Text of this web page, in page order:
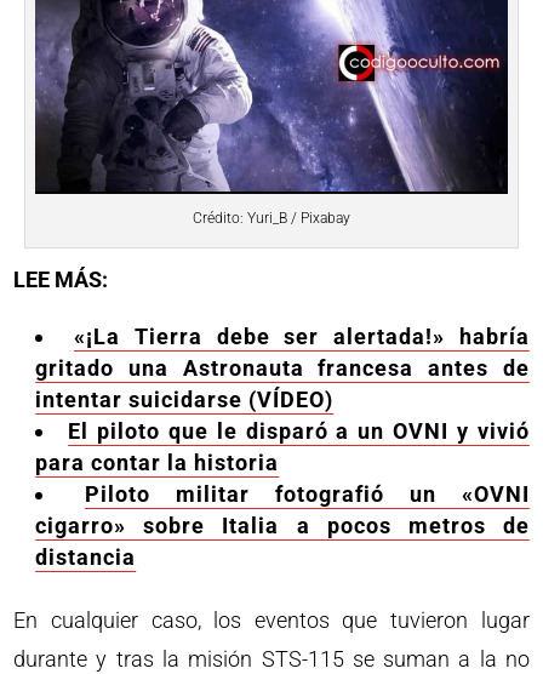
Crédito: Yuri_B / Pixabay
LEE MÁS:
«¡La Tierra debe ser alertada!» habría
gritado una Astronauta francesa antes de
intentar suicidarse (VÍDEO)
El piloto que le disparó a un OVNI y vivió
para contar la historia
Piloto militar fotografió un «OVNI
cigarro» sobre Italia a pocos metros de
distancia
En cualquier caso, los eventos que tuvieron lugar
durante y tras la misión STS-115 se suman a la no